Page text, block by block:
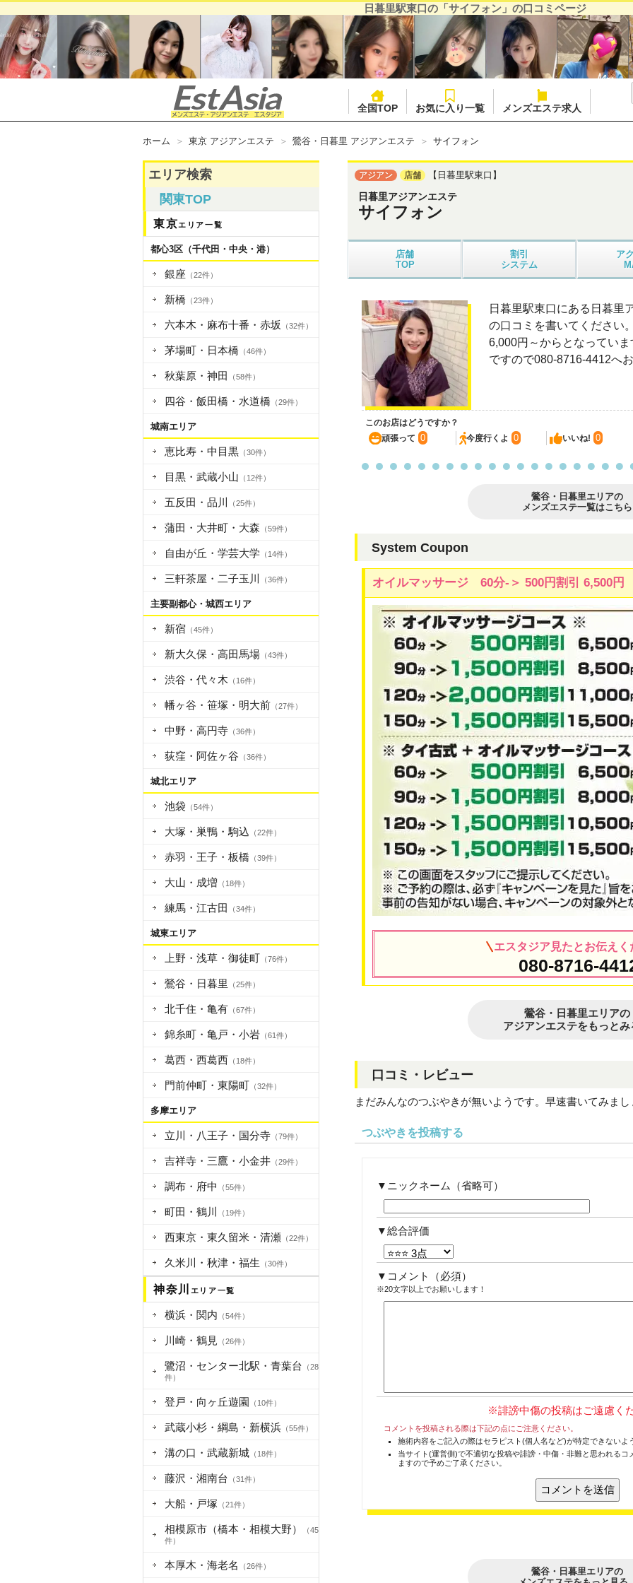
日暮里駅東口の「サイフォン」の口コミページ
全国TOP お気に入り一覧 メンズエステ求人
ホーム 東京 アジアンエステ 鶯谷・日暮里 アジアンエステ サイフォン
アジアン 店舗 【日暮里駅東口】
日暮里アジアンエステ
サイフォン
店舗
TOP
割引
システム
ア
日暮里駅東口にある日暮里
の口コミを書いてください
6,000円～からとなってい
ですので080-8716-4412へ
このお店はどうですか？
頑張って 0 今度行くよ 0 いいね! 0
鶯谷・日暮里エリアの
メンズエステ一覧はこちら
System Coupon
オイルマッサージ 60分-＞ 500円割引 6,500円
エスタジア見たとお伝えく
080-8716-
鶯谷・日暮里エリアの
アジアンエステをもっとみ
口コミ・レビュー
まだみんなのつぶやきが無いようです。早速書いてみまし
つぶやきを投稿する
ニックネーム（省略可）
総合評価
コメント （必須）
※20文字以上でお願いします！
※誹謗中傷の投稿はご遠慮く
コメントを投稿される際は下記の点にご注意ください。
施術内容をご記入の際はセラピスト(個人名など)が特定できないよ
当サイト(運営側)で不適切な投稿や誹謗・中傷・非難と思われる
ますので予めご了承ください。
鶯谷・日暮里エリアの
エリア検索
関東TOP
東京エリア一覧
都心3区（千代田・中央・港）
銀座 （22件）
新橋 （23件）
六本木・麻布十番・赤坂 （32件）
茅場町・日本橋 （46件）
秋葉原・神田 （58件）
四谷・飯田橋・水道橋 （29件）
城南エリア
恵比寿・中目黒 （30件）
目黒・武蔵小山 （12件）
五反田・品川 （25件）
蒲田・大井町・大森 （59件）
自由が丘・学芸大学 （14件）
三軒茶屋・二子玉川 （36件）
主要副都心・城西エリア
新宿 （45件）
新大久保・高田馬場 （43件）
渋谷・代々木 （16件）
幡ヶ谷・笹塚・明大前 （27件）
中野・高円寺 （36件）
荻窪・阿佐ヶ谷 （36件）
城北エリア
池袋 （54件）
大塚・巣鴨・駒込 （22件）
赤羽・王子・板橋 （39件）
大山・成増 （18件）
練馬・江古田 （34件）
城東エリア
上野・浅草・御徒町 （76件）
鶯谷・日暮里 （25件）
北千住・亀有 （67件）
錦糸町・亀戸・小岩 （61件）
葛西・西葛西 （18件）
門前仲町・東陽町 （32件）
多摩エリア
立川・八王子・国分寺 （79件）
吉祥寺・三鷹・小金井 （29件）
調布・府中 （55件）
町田・鶴川 （19件）
西東京・東久留米・清瀬 （22件）
久米川・秋津・福生 （30件）
神奈川 エリア一覧
横浜・関内 （54件）
川崎・鶴見 （26件）
鷺沼・センター北駅・青葉台 （28
件）
登戸・向ヶ丘遊園 （10件）
武蔵小杉・綱島・新横浜 （55件）
溝の口・武蔵新城 （18件）
藤沢・湘南台 （31件）
大船・戸塚 （21件）
相模原市（橋本・相模大野）
（45
件）
本厚木・海老名 （26件）